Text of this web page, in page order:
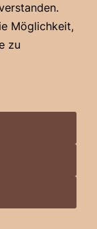
Möglichkeit,
zu